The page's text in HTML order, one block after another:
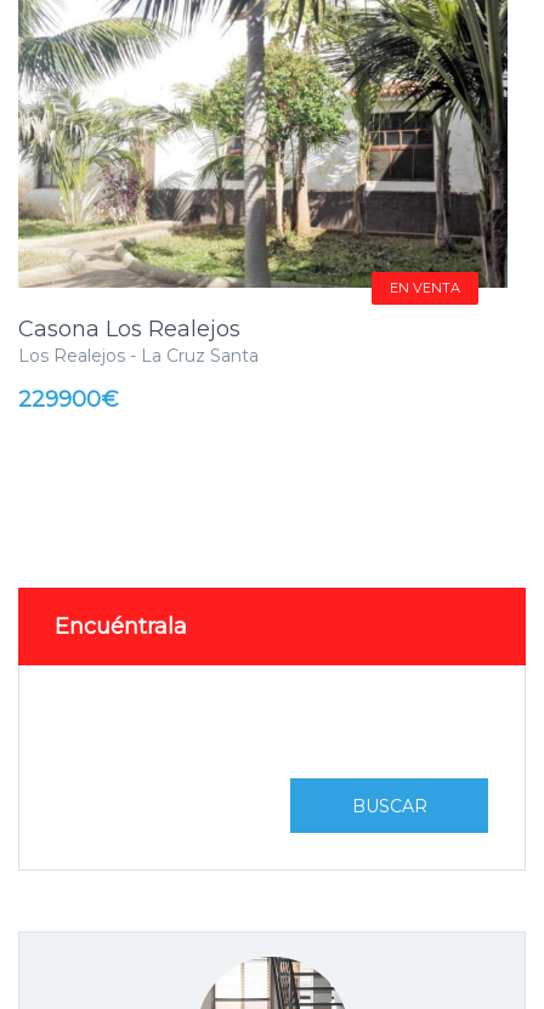
EN VENTA
Casona Los Realejos
Los Realejos - La Cruz Santa
229900€
Encuéntrala
BUSCAR